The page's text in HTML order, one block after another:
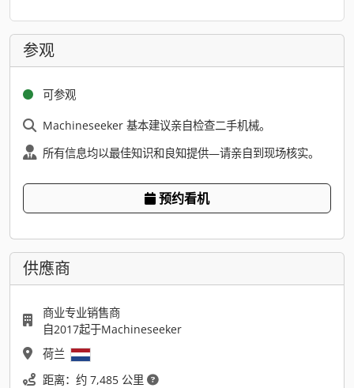
参观
可参观
Machineseeker 基本建议亲自检查二手机械。
所有信息均以最佳知识和良知提供—请亲自到现场核实。
预约看机
供應商
商业专业销售商
自2017起于Machineseeker
荷兰
距离：约 7,485 公里